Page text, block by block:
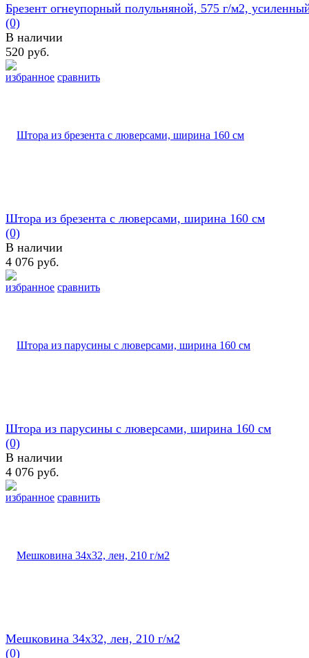
избранное сравнить
Брезент огнеупорный полульняной, 575 г/м2,
(0)
В наличии
520 руб.
избранное сравнить
Штора из брезента с люверсами, ширина 160 см
(0)
В наличии
4 076 руб.
избранное сравнить
Штора из парусины с люверсами, ширина 160 см
(0)
В наличии
4 076 руб.
Мешковина 34х32, лен, 210 г/м2
(0)